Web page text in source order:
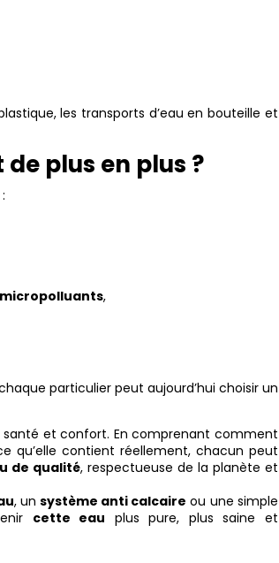
les transports d’eau en bouteille et
plus en plus ?
micropolluants,
particulier peut aujourd’hui choisir un
santé et confort. En comprenant comment
qu’elle contient réellement, chacun peut
de qualité, respectueuse de la planète et
, unsystème anti calcaire ou une simple
cette eau plus pure, plus saine et